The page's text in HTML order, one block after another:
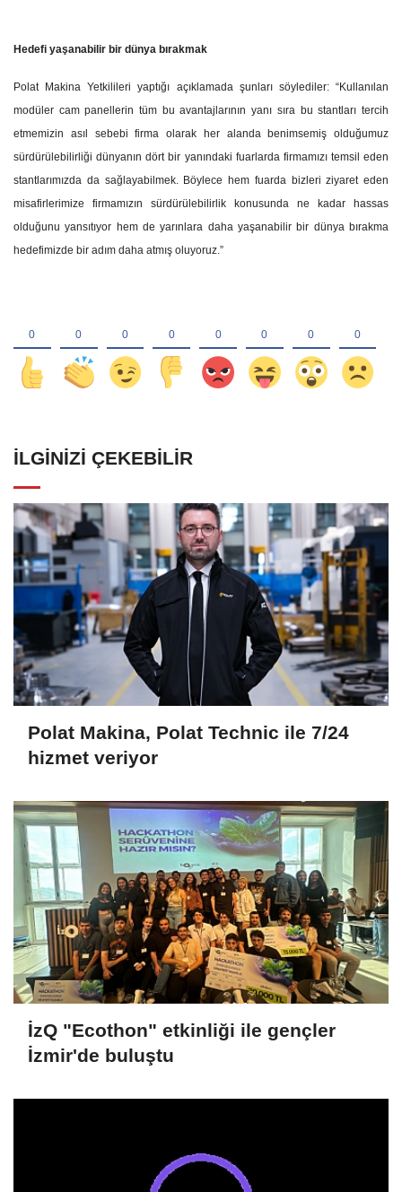
Hedefi yaşanabilir bir dünya bırakmak
Polat Makina Yetkilileri yaptığı açıklamada şunları söylediler: “Kullanılan
modüler cam panellerin tüm bu avantajlarının yanı sıra bu stantları tercih
etmemizin asıl sebebi firma olarak her alanda benimsemiş olduğumuz
sürdürülebilirliği dünyanın dört bir yanındaki fuarlarda firmamızı temsil eden
stantlarımızda da sağlayabilmek. Böylece hem fuarda bizleri ziyaret eden
misafirlerimize firmamızın sürdürülebilirlik konusunda ne kadar hassas
olduğunu yansıtıyor hem de yarınlara daha yaşanabilir bir dünya bırakma
hedefimizde bir adım daha atmış oluyoruz.”
İLGINIZI ÇEKEBILIR
Polat Makina, Polat Technic ile 7/24
hizmet veriyor
İzQ "Ecothon" etkinliği ile gençler
İzmir'de buluştu